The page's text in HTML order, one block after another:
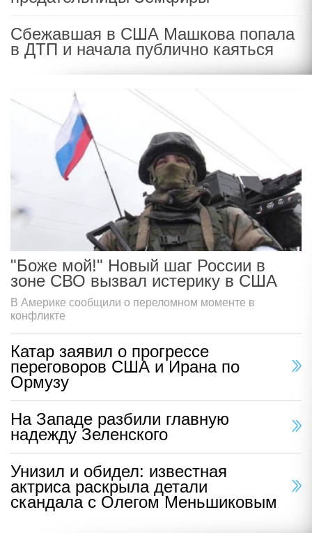
Сбежавшая в США Машкова попала
в ДТП и начала публично каяться
"Боже мой!" Новый шаг России в
зоне СВО вызвал истерику в США
В Америке сообщили о переломном моменте в
конфликте
Катар заявил о прогрессе
переговоров США и Ирана по
Ормузу
На Западе разбили главную
надежду Зеленского
Унизил и обидел: известная
актриса раскрыла детали
скандала с Олегом Меньшиковым